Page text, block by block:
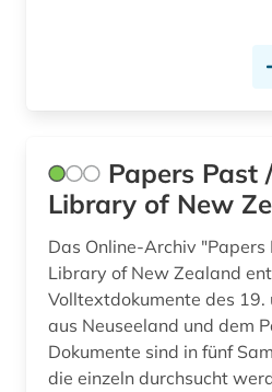
rechtswissenschaft (1)
regionale geologie (1)
regionalwirtschaft (2)
religionsfreiheit (1)
Papers Past
Library of New
Das Online-Archiv
Library of New Zealand
Volltextdokumente des 19.
aus Neuseeland und dem
Dokumente sind in fünf
die einzeln durchsucht